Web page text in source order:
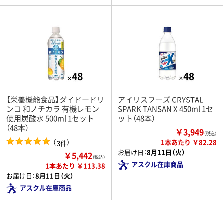
【栄養機能食品】ダイドードリ
ンコ 和ノチカラ 有機レモン
使用炭酸水 500ml 1セット
（48本）
（3件）
￥5,442（税込）
1本あたり ￥113.38
お届け日：8月11日（火）
アスクル在庫商品
アイリスフーズ CRYSTAL
SPARK TANSAN X 450ml 1セ
ット（48本）
￥3,949（税込）
1本あたり ￥82.28
お届け日：8月11日（火）
アスクル在庫商品